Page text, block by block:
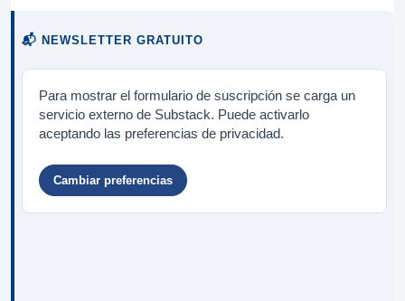
📬 NEWSLETTER GRATUITO
Para mostrar el formulario de suscripción se carga un
servicio externo de Substack. Puede activarlo
aceptando las preferencias de privacidad.
Cambiar preferencias